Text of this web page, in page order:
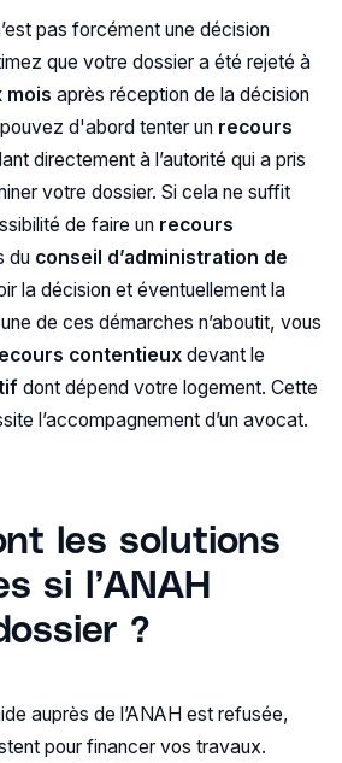
pas forcément une décision
que votre dossier a été rejeté à
mois après réception de la décision
d'abord tenter un recours
directement à l’autorité qui a pris
votre dossier. Si cela ne suffit
de faire un recours
du conseil d’administration de
la décision et éventuellement la
de ces démarches n’aboutit, vous
contentieuxdevant le
dont dépend votre logement. Cette
l’accompagnement d’un avocat.
les solutions
si l’ANAH
?
auprès de l’ANAH est refusée,
pour financer vos travaux.